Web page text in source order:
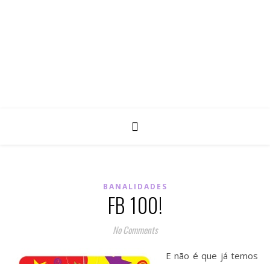
BANALIDADES
FB 100!
No Comments
E não é que já temos